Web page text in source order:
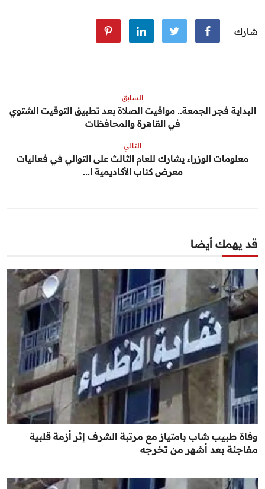
شارك
السابق
البداية فجر الجمعة.. مواقيت الصلاة بعد تطبيق التوقيت الشتوي
في القاهرة والمحافظات
التالي
معلومات الوزراء يشارك للعام الثالث على التوالي في فعاليات
معرض كتاب الأكاديمية ا...
قد يهمك أيضا
وفاة طبيب شاب بامتياز مع مرتبة الشرف إثر أزمة قلبية
مفاجئة بعد أشهر من تخرجه